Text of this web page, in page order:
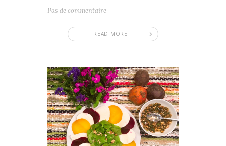
READ MORE
Pas de commentaire